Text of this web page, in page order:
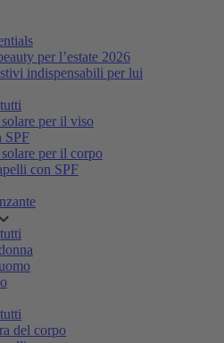
per l’estate 2026
indispensabili per lui
per il viso
SPF
per il corpo
con SPF
del corpo